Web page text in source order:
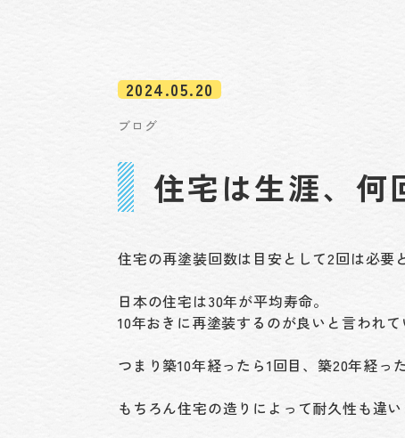
住宅は生涯、何
ブログ
2024.05.20
住宅の再塗装回数は目安として2回は必要
日本の住宅は30年が平均寿命。
10年おきに再塗装するのが良いと言われて
つまり築10年経ったら1回目、築20年経っ
もちろん住宅の造りによって耐久性も違